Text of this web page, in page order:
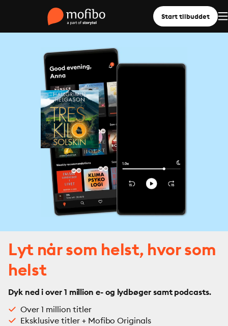
Start tilbuddet
Lyt når som helst, hvor som
helst
Dyk ned i over 1 million e- og lydbøger samt podcasts.
Over 1 million titler
Eksklusive titler + Mofibo Originals